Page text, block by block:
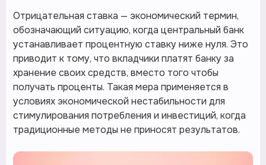
Отрицательная ставка — экономический термин,
обозначающий ситуацию, когда центральный банк
устанавливает процентную ставку ниже нуля. Это
приводит к тому, что вкладчики платят банку за
хранение своих средств, вместо того чтобы
получать проценты. Такая мера применяется в
условиях экономической нестабильности для
стимулирования потребления и инвестиций, когда
традиционные методы не приносят результатов.